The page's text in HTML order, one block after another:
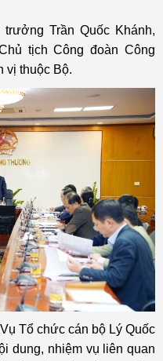
Trần Quốc Khánh,
tịch Công đoàn Công
vị thuộc Bộ.
Tổ chức cán bộ Lý Quốc
dung, nhiệm vụ liên quan